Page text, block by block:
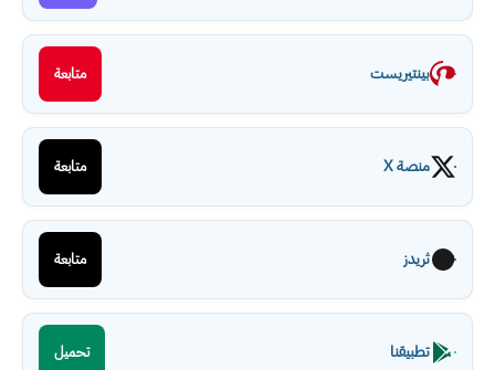
بينتيريست متابعة
منصة X متابعة
ثريدز متابعة
تطبيقنا تحميل